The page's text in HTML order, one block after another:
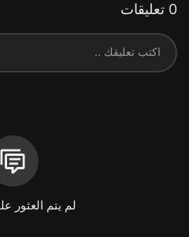
0 تعليقات
لم يتم العثور